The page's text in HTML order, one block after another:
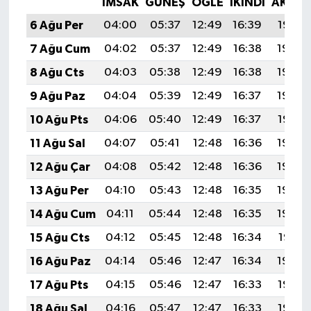
6 Ağu Per
04:00 05:37 12:49 16:39
19:52
7 Ağu Cum
04:02 05:37 12:49 16:38
19:50
8 Ağu Cts
04:03 05:38 12:49 16:38
19:49
9 Ağu Paz
04:04 05:39 12:49 16:37
19:48
10 Ağu Pts
04:06 05:40 12:49 16:37
19:47
11 Ağu Sal
04:07 05:41 12:48 16:36
19:46
12 Ağu Çar
04:08 05:42 12:48 16:36
19:44
13 Ağu Per
04:10 05:43 12:48 16:35
19:43
14 Ağu Cum
04:11 05:44 12:48 16:35
19:42
15 Ağu Cts
04:12 05:45 12:48 16:34
19:41
16 Ağu Paz
04:14 05:46 12:47 16:34
19:39
17 Ağu Pts
04:15 05:46 12:47 16:33
19:38
18 Ağu Sal
04:16 05:47 12:47 16:33 19:37